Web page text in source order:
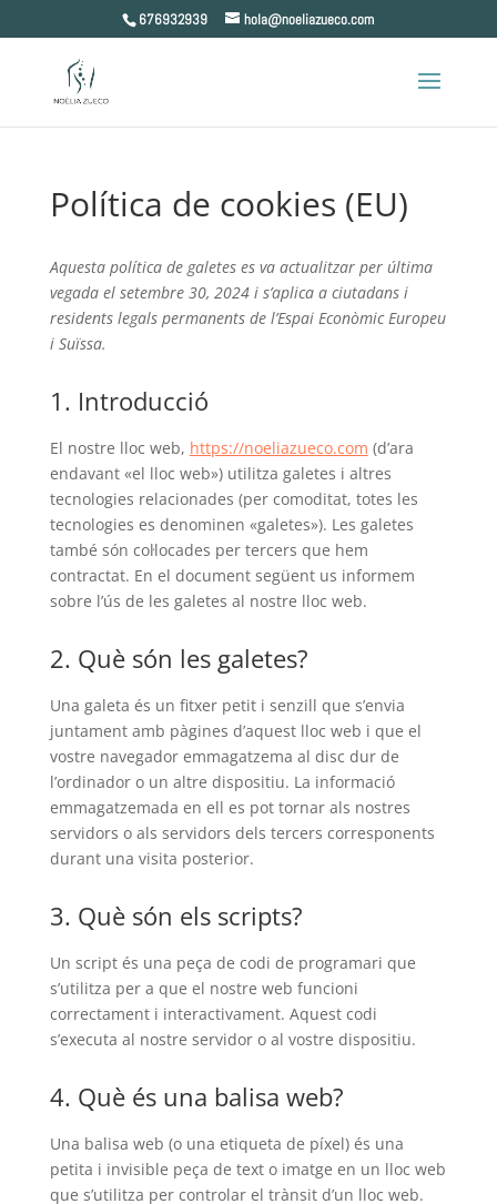
676932939 hola@noeliazueco.com
Política de cookies (EU)
Aquesta política de galetes es va actualitzar per última
vegada el setembre 30, 2024 i s’aplica a ciutadans i
residents legals permanents de l’Espai Econòmic Europeu
i Suïssa.
1. Introducció
El nostre lloc web, https://noeliazueco.com (d’ara
endavant «el lloc web») utilitza galetes i altres
tecnologies relacionades (per comoditat, totes les
tecnologies es denominen «galetes»). Les galetes
també són col·locades per tercers que hem
contractat. En el document següent us informem
sobre l’ús de les galetes al nostre lloc web.
2. Què són les galetes?
Una galeta és un fitxer petit i senzill que s’envia
juntament amb pàgines d’aquest lloc web i que el
vostre navegador emmagatzema al disc dur de
l’ordinador o un altre dispositiu. La informació
emmagatzemada en ell es pot tornar als nostres
servidors o als servidors dels tercers corresponents
durant una visita posterior.
3. Què són els scripts?
Un script és una peça de codi de programari que
s’utilitza per a que el nostre web funcioni
correctament i interactivament. Aquest codi
s’executa al nostre servidor o al vostre dispositiu.
4. Què és una balisa web?
Una balisa web (o una etiqueta de píxel) és una
petita i invisible peça de text o imatge en un lloc web
que s’utilitza per controlar el trànsit d’un lloc web.